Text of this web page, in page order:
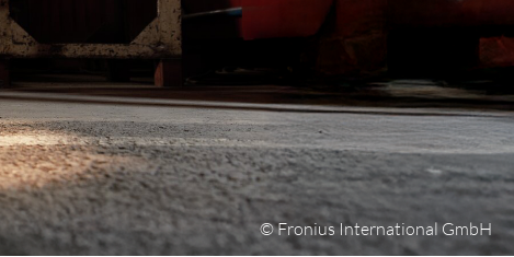
© Fronius International GmbH